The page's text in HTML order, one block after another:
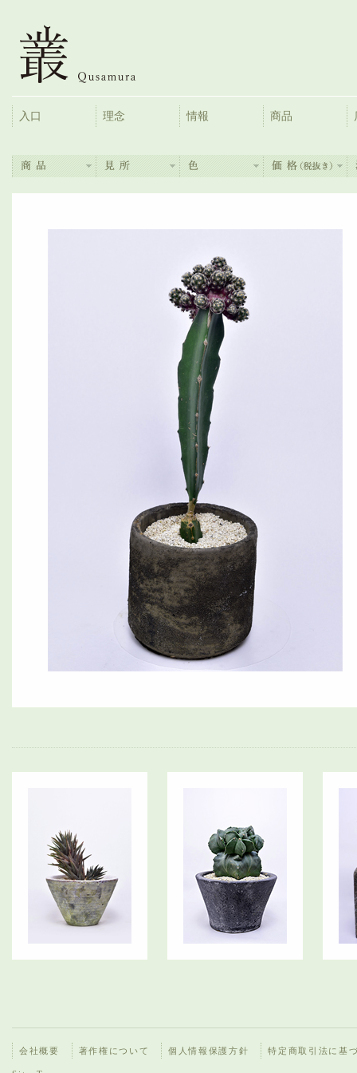
入口 理念 情報 商品
会社概要 著作権について 個人情報保護方針 特定商取引法に基